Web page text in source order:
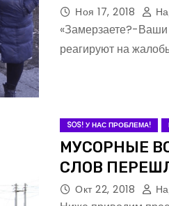
Ноя 17, 2018
«Замерзаете?-
реагируют на
SOS! У НАС ПРОБЛЕМА!
МУСОРНЫЕ
СЛОВ
Окт 22, 2018